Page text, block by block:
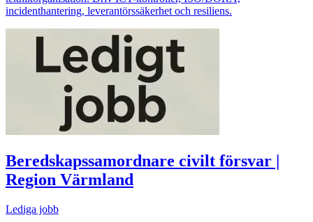
incidenthantering, leverantörssäkerhet och resiliens.
Beredskapssamordnare civilt försvar |
Region Värmland
Lediga jobb